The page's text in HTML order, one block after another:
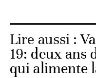
Lire aussi :
19: deux ans
qui alimente